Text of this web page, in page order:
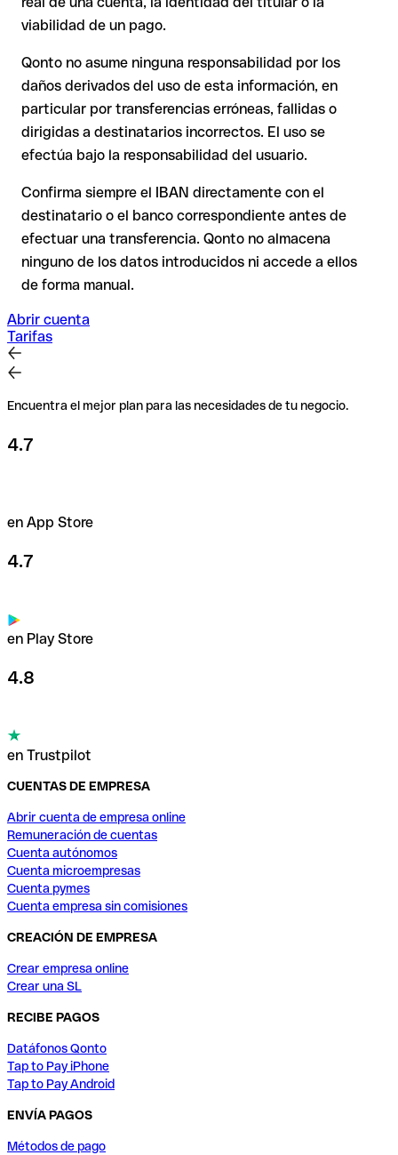
puede verificarla el propio Aps Bank Ltd. o mediante una
transferencia de prueba.
destinatario ya ha retirado el dinero.
En transferencias internacionales fuera del espacio SEPA, la
recuperación es considerablemente más compleja y conlleva
comisiones .
Recomendación: Verifica cada IBAN antes de una
transferencia con nuestro IBAN Checker gratuito y, en caso
de duda, confírmalo directamente con el destinatario. Esta
precaución es especialmente importante con importes
elevados o nuevas relaciones comerciales.
viabilidad de un pago.
Qonto no asume ninguna responsabilidad por los
daños derivados del uso de esta información, en
particular por transferencias erróneas, fallidas o
dirigidas a destinatarios incorrectos. El uso se
efectúa bajo la responsabilidad del usuario.
Confirma siempre el IBAN directamente con el
destinatario o el banco correspondiente antes de
efectuar una transferencia. Qonto no almacena
ninguno de los datos introducidos ni accede a ellos
de forma manual.
Abrir cuenta
Tarifas
Encuentra el mejor plan para las necesidades de tu negocio.
4.7
en App Store
4.7
en Play Store
4.8
en Trustpilot
CUENTAS DE EMPRESA
Abrir cuenta de empresa online
Remuneración de cuentas
Cuenta autónomos
Cuenta microempresas
Cuenta pymes
Cuenta empresa sin comisiones
CREACIÓN DE EMPRESA
Crear empresa online
Crear una SL
RECIBE PAGOS
Datáfonos Qonto
Tap to Pay iPhone
Tap to Pay Android
ENVÍA PAGOS
Métodos de pago